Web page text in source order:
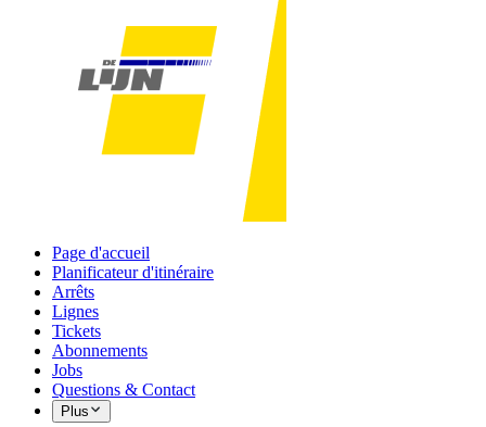
Page d'accueil
Planificateur d'itinéraire
Arrêts
Lignes
Tickets
Abonnements
Jobs
Questions & Contact
Plus